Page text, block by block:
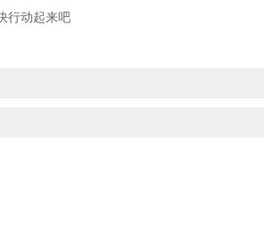
行动起来吧